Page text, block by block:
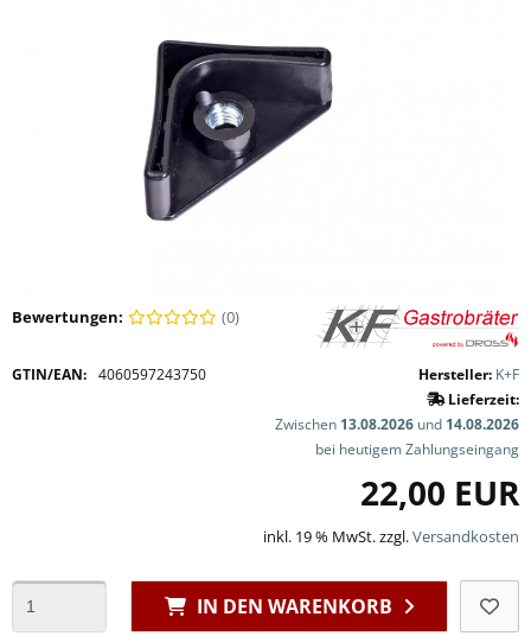
Bewertungen: (0)
GTIN/EAN: 4060597243750 Hersteller: K+F
Lieferzeit:
Zwischen 13.08.2026 und 14.08.2026
bei heutigem Zahlungseingang
22,00 EUR
inkl. 19 % MwSt. zzgl.Versandkosten
IN DEN WARENKORB